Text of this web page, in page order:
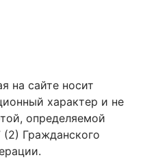
на сайте носит
характер и не
определяемой
Гражданского